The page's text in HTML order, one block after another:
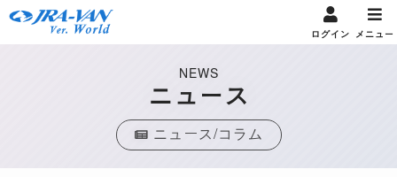
ログイン メニュー
NEWS
ニュース
ニュース/コラム